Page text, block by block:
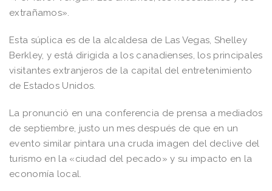
extrañamos».
Esta súplica es de la alcaldesa de Las Vegas, Shelley
Berkley, y está dirigida a los canadienses, los principales
visitantes extranjeros de la capital del entretenimiento
de Estados Unidos.
La pronunció en una conferencia de prensa a mediados
de septiembre, justo un mes después de que en un
evento similar pintara una cruda imagen del declive del
turismo en la «ciudad del pecado» y su impacto en la
economía local.